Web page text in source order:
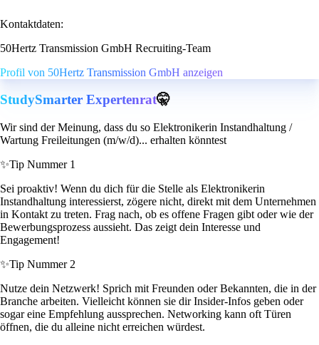
Kontaktdaten:
50Hertz Transmission GmbH Recruiting-Team
Profil von 50Hertz Transmission GmbH anzeigen
StudySmarter Expertenrat🤫
Wir sind der Meinung, dass du so Elektronikerin Instandhaltung /
Wartung Freileitungen (m/w/d)... erhalten könntest
✨Tip Nummer 1
Sei proaktiv! Wenn du dich für die Stelle als Elektronikerin
Instandhaltung interessierst, zögere nicht, direkt mit dem Unternehmen
in Kontakt zu treten. Frag nach, ob es offene Fragen gibt oder wie der
Bewerbungsprozess aussieht. Das zeigt dein Interesse und
Engagement!
✨Tip Nummer 2
Nutze dein Netzwerk! Sprich mit Freunden oder Bekannten, die in der
Branche arbeiten. Vielleicht können sie dir Insider-Infos geben oder
sogar eine Empfehlung aussprechen. Networking kann oft Türen
öffnen, die du alleine nicht erreichen würdest.